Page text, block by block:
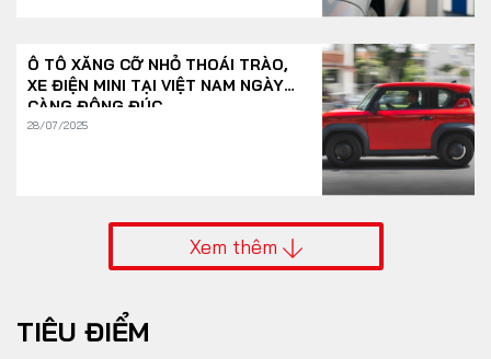
Ô TÔ XĂNG CỠ NHỎ THOÁI TRÀO,
XE ĐIỆN MINI TẠI VIỆT NAM NGÀY
CÀNG ĐÔNG ĐÚC
28/07/2025
Xem thêm
TIÊU ĐIỂM